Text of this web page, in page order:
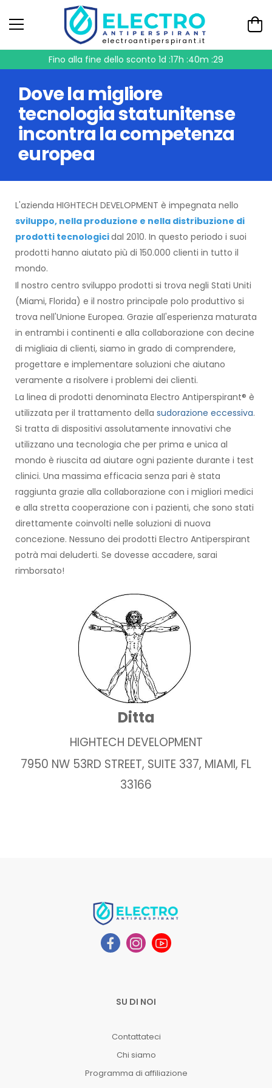
electroantiperspirant.it
Fino alla fine dello sconto 1d :17h :40m :28
Dove la migliore
tecnologia statunitense
incontra la competenza
europea
L'azienda HIGHTECH DEVELOPMENT è impegnata nello
sviluppo, nella produzione e nella distribuzione di
prodotti tecnologicidal 2010. In questo periodo i suoi
prodotti hanno aiutato più di 150.000 clienti in tutto il
mondo.
Il nostro centro sviluppo prodotti si trova negli Stati Uniti
(Miami, Florida) e il nostro principale polo produttivo si
trova nell'Unione Europea. Grazie all'esperienza maturata
in entrambi i continenti e alla collaborazione con decine
di migliaia di clienti, siamo in grado di comprendere,
progettare e implementare soluzioni che aiutano
veramente a risolvere i problemi dei clienti.
La linea di prodotti denominata Electro Antiperspirant® è
utilizzata per il trattamento della sudorazione eccessiva.
Si tratta di dispositivi assolutamente innovativi che
utilizzano una tecnologia che per prima e unica al
mondo è riuscita ad aiutare ogni paziente durante i test
clinici. Una massima efficacia senza pari è stata
raggiunta grazie alla collaborazione con i migliori medici
e alla stretta cooperazione con i pazienti, che sono stati
direttamente coinvolti nelle soluzioni di nuova
concezione. Nessuno dei prodotti Electro Antiperspirant
potrà mai deluderti. Se dovesse accadere, sarai
rimborsato!
Ditta
HIGHTECH DEVELOPMENT
7950 NW 53RD STREET, SUITE 337, MIAMI, FL
33166
SU DI NOI
Contattateci
Chi siamo
Programma di affiliazione